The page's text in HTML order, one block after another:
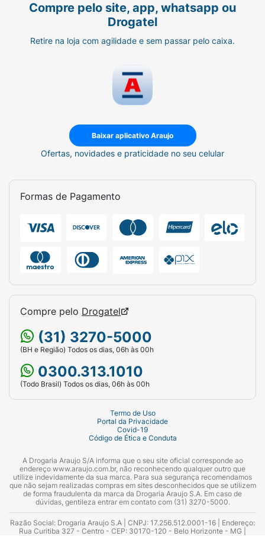
Compre pelo site, app, whatsapp ou
Drogatel
Retire na loja com agilidade e sem passar pelo caixa.
Baixar aplicativo Araujo
Ofertas, novidades e praticidade no seu celular
Formas de Pagamento
Compre pelo Drogatel
(31) 3270-5000
(BH e Região) Todos os dias, 06h às 00h
0300.313.1010
(Todo Brasil) Todos os dias, 06h às 00h
Termo de Uso
Portal da Privacidade
Covid-19
Código de Ética e Conduta
A Drogaria Araujo S/A informa que o seu site oficial corresponde ao
endereço www.araujo.com.br, não reconhecendo qualquer outro que
utilize indevidamente da sua marca. Para sua segurança recomendamos
que não sejam realizadas compras em sites desconhecidos que se utilizem
de forma fraudulenta da marca da Drogaria Araujo S.A. Em caso de
dúvidas, gentileza entrar em contato com (31) 3270-5000.
Razão Social: Drogaria Araujo S.A | CNPJ: 17.256.512.0001-16 | Endereço:
Rua Curitiba 327 - Centro - CEP: 30170-120 - Belo Horizonte - MG |